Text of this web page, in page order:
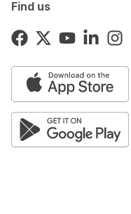
Find us
Pravila
Arena news
predstavlja
stav autora
Autor komentara
sajtu. Arena news
naknade prema
Autor komentara
prema trećim